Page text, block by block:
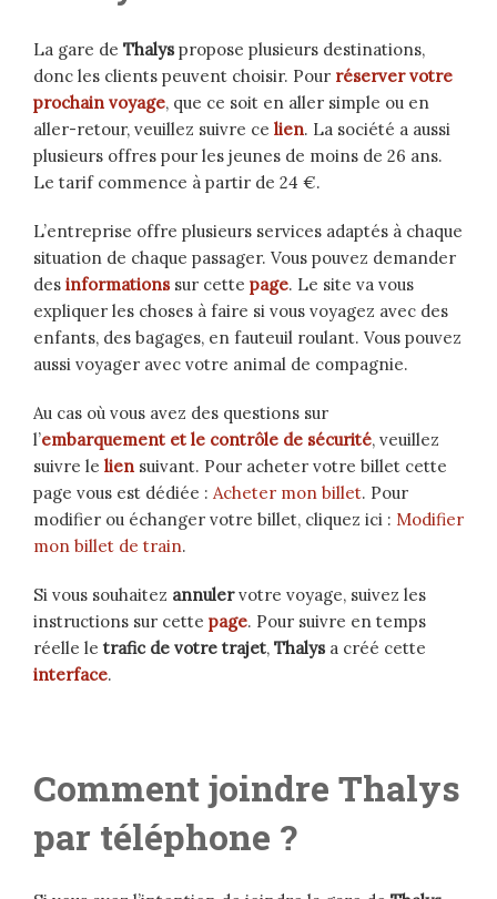
La gare de Thalyspropose plusieurs destinations,
donc les clients peuvent choisir. Pour réserver votre
prochain voyage, que ce soit en aller simple ou en
aller-retour, veuillez suivre ce lien. La société a aussi
plusieurs offres pour les jeunes de moins de 26 ans.
Le tarif commence à partir de 24 €.
L’entreprise offre plusieurs services adaptés à chaque
situation de chaque passager. Vous pouvez demander
des informationssur cette page. Le site va vous
expliquer les choses à faire si vous voyagez avec des
enfants, des bagages, en fauteuil roulant. Vous pouvez
aussi voyager avec votre animal de compagnie.
Au cas où vous avez des questions sur
l’embarquement et le contrôle de sécurité, veuillez
suivre le lien suivant. Pour acheter votre billet cette
page vous est dédiée : Acheter mon billet. Pour
modifier ou échanger votre billet, cliquez ici : Modifier
mon billet de train.
Si vous souhaitez annulervotre voyage, suivez les
instructions sur cette page. Pour suivre en temps
réelle le trafic de votre trajet, Thalys a créé cette
interface.
Comment joindre Thalys
par téléphone ?